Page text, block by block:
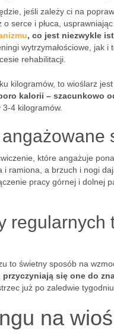
jeśli zależy ci na
serce i płuca, usprawniając
, co jest niezwykle
wytrzymałościowe, jak i
rehabilitacji.
kilogramów, to wioślarz
kalorii – szacunkowo
4 kilogramów.
które angażuje
i ramiona, a brzuch i nogi
pracy górnej i dolnej
regularnych
to świetny sposób na
przyczyniają się one do
już po zaledwie
na